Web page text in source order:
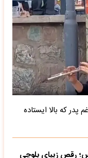
پدر که بالا ایستاده
رقص زیبای بلوچی